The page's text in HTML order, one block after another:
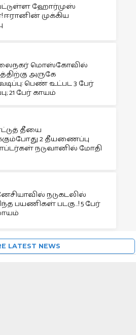
ஹோர்முஸ்
முக்கிய
மொஸ்கோவில்
அருகே
பெண் உட்பட 3 பேர்
21 பேர் காயம்
தீயை
2 தீயணைப்பு
நடுவானில் மோதி
நடுகடலில்
பயணிகள் படகு…! 5 பேர்
LATEST NEWS